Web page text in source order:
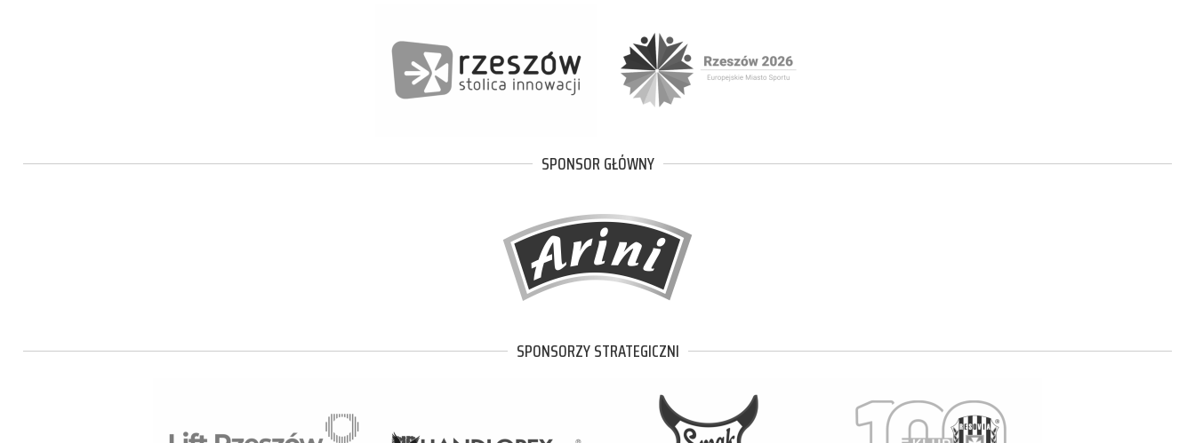
SPONSOR GŁÓWNY
SPONSORZY STRATEGICZNI